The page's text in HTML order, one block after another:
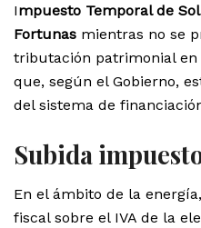
Impuesto Temporal de
Fortunas mientras no se
tributación patrimonial en
que, según el Gobierno,
del sistema de
Subida
En el ámbito de la
fiscal sobre el IVA de la